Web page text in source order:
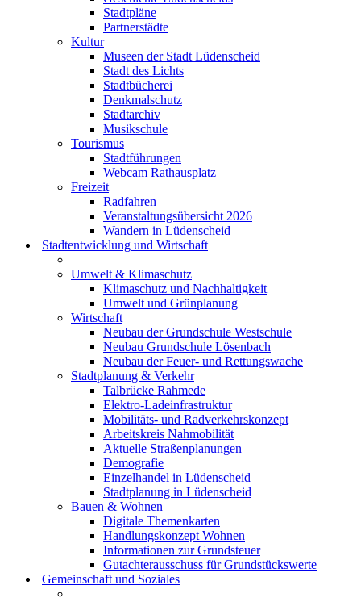
Stadtpläne
Partnerstädte
Kultur
Museen der Stadt Lüdenscheid
Stadt des Lichts
Stadtbücherei
Denkmalschutz
Stadtarchiv
Musikschule
Tourismus
Stadtführungen
Webcam Rathausplatz
Freizeit
Radfahren
Veranstaltungsübersicht 2026
Wandern in Lüdenscheid
Stadtentwicklung und Wirtschaft
Umwelt & Klimaschutz
Klimaschutz und Nachhaltigkeit
Umwelt und Grünplanung
Wirtschaft
Neubau der Grundschule Westschule
Neubau Grundschule Lösenbach
Neubau der Feuer- und Rettungswache
Stadtplanung & Verkehr
Talbrücke Rahmede
Elektro-Ladeinfrastruktur
Mobilitäts- und Radverkehrskonzept
Arbeitskreis Nahmobilität
Aktuelle Straßenplanungen
Demografie
Einzelhandel in Lüdenscheid
Stadtplanung in Lüdenscheid
Bauen & Wohnen
Digitale Themenkarten
Handlungskonzept Wohnen
Informationen zur Grundsteuer
Gutachterausschuss für Grundstückswerte
Gemeinschaft und Soziales